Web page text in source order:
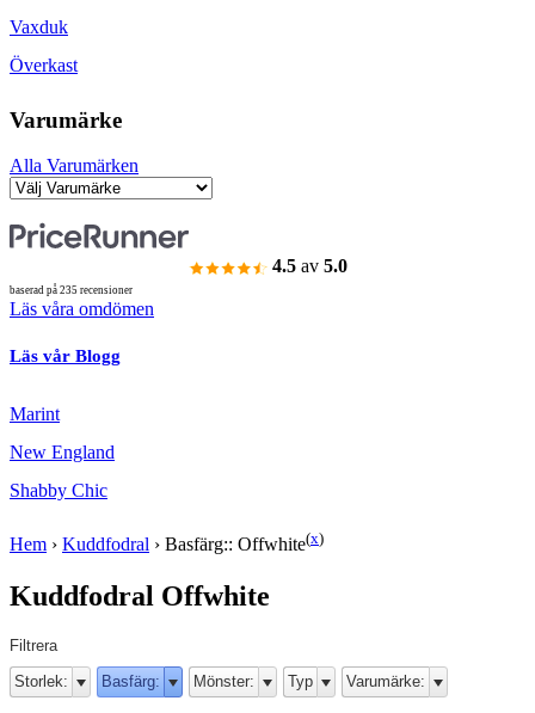
Vaxduk
Överkast
Varumärke
Alla Varumärken
4.5 av 5.0
baserad på 235 recensioner
Läs våra omdömen
Läs vår Blogg
Marint
New England
Shabby Chic
Hem › Kuddfodral › Basfärg:: Offwhite(x)
Kuddfodral Offwhite
Filtrera
Storlek:
Basfärg: Mönster: Typ Varumärke: